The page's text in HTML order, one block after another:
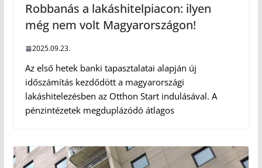
Robbanás a lakáshitelpiacon: ilyen
még nem volt Magyarországon!
2025.09.23.
Az első hetek banki tapasztalatai alapján új
időszámítás kezdődött a magyarországi
lakáshitelezésben az Otthon Start indulásával. A
pénzintézetek megduplázódó átlagos